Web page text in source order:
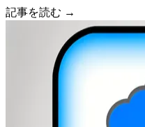
記事を読む →